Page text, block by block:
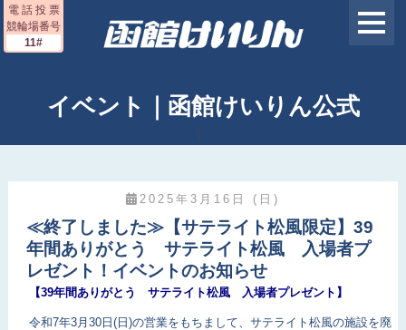
電 話 投 票
競輪場番号
11#
イベント｜函館けいりん公式
2025年3月16日 (日)
≪終了しました≫【サテライト松風限定】39
年間ありがとう サテライト松風 入場者プ
レゼント！イベントのお知らせ
【39年間ありがとう サテライト松風 入場者プレゼント】
令和7年3月30日(日)の営業をもちまして、サテライト松風の施設を廃